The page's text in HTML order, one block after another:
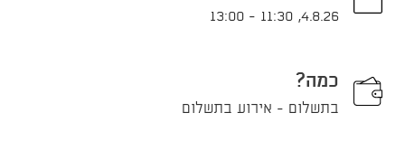
4.8.26
,
11:30
-
13:00
כמה?
בתשלום - אירוע בתשלום